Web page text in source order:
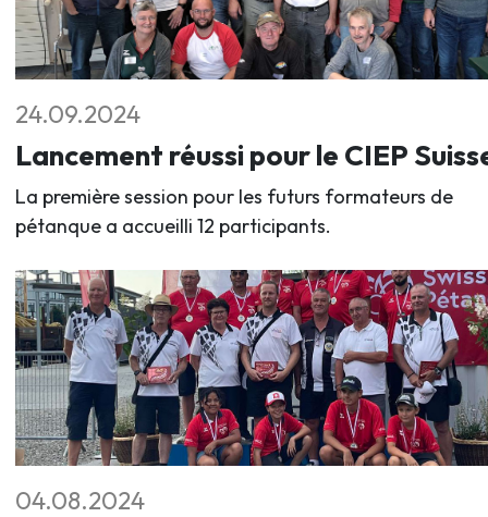
24.09.2024
Lancement réussi pour le CIEP
La première session pour les futurs formateurs de
pétanque a accueilli 12 participants.
04.08.2024